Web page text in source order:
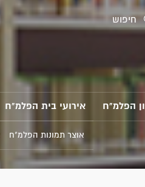
חיפוש
הפלמ"ח אירועי בית הפלמ"ח
אוצר תמונות הפלמ"ח